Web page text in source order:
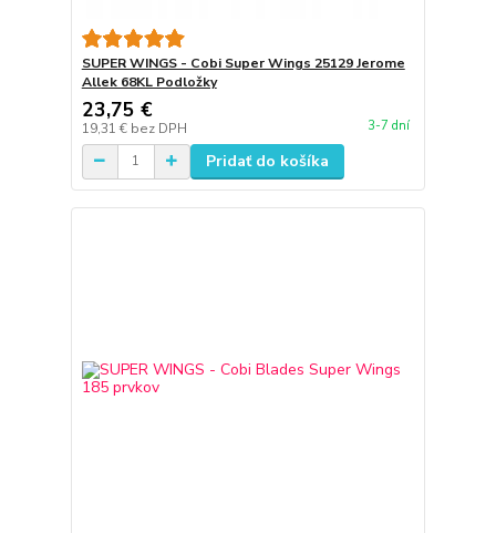
SUPER WINGS - Cobi Super Wings 25129 Jerome
Allek 68KL Podložky
23,75 €
19,31 € bez DPH 3-7 dní
Pridať do košíka